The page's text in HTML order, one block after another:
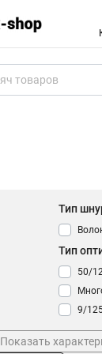
Тип
Тип
50/
9/
Цвет
Показать